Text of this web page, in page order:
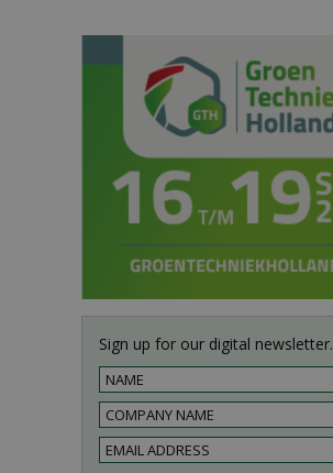
Sign up for our digital newsletter.